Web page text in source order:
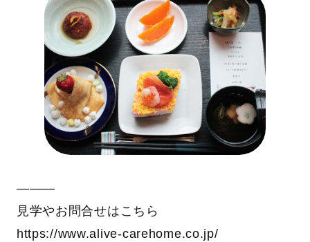
―――
見学やお問合せはこちら
https://www.alive-carehome.co.jp/